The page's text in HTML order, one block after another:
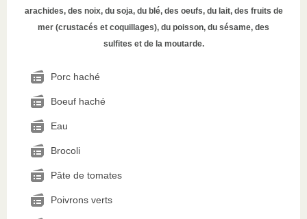
arachides, des noix, du soja, du blé, des oeufs, du lait, des fruits de
mer (crustacés et coquillages), du poisson, du sésame, des
sulfites et de la moutarde.
Porc haché
Boeuf haché
Eau
Brocoli
Pâte de tomates
Poivrons verts